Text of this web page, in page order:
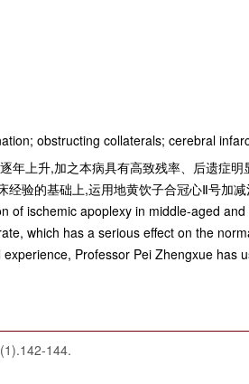
obstructing collaterals; cerebral
上升,加之本病具有高致残率、后遗症
验的基础上,运用地黄饮子合冠心Ⅱ号加
of ischemic apoplexy in middle-aged
which has a serious effect on the
Professor Pei Zhengxue
144.